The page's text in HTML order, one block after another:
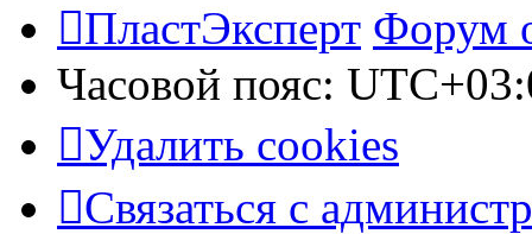
ПластЭксперт Форум
Часовой пояс:
Удалить cookies
Связаться с